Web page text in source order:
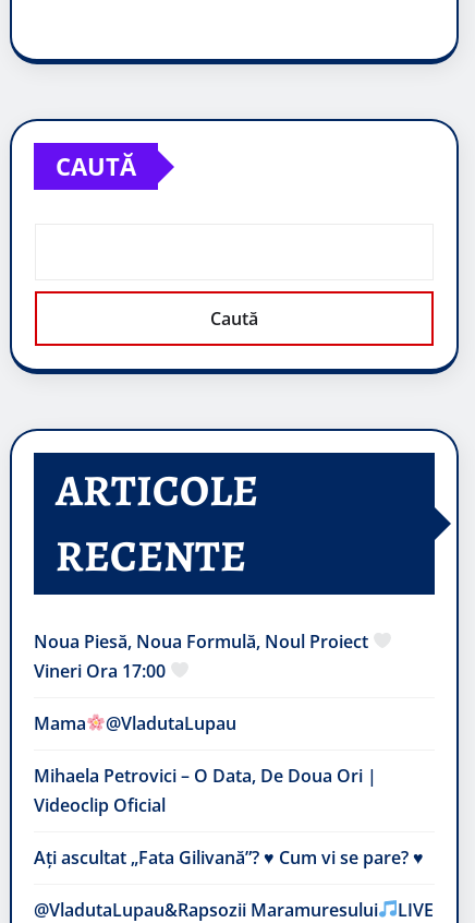
CAUTĂ
Caută
ARTICOLE
RECENTE
Noua Piesă, Noua Formulă, Noul Proiect
Vineri Ora 17:00
Mama @VladutaLupau
Mihaela Petrovici – O Data, De Doua Ori |
Videoclip Oficial
Ați ascultat „Fata Gilivană”? ♥️ Cum vi se pare? ♥️
@VladutaLupau&Rapsozii Maramuresului LIVE